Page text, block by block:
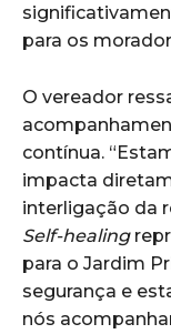
para os
O vereador
contínua.
impacta
interligação da
Self-healing
para o Jardim
segurança e
nós